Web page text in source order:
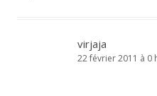
virjaja
22 février 2011 à 0